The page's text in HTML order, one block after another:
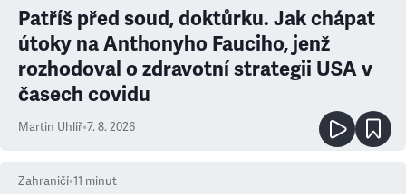
Patříš před soud, doktůrku. Jak chápat
útoky na Anthonyho Fauciho, jenž
rozhodoval o zdravotní strategii USA v
časech covidu
Martin Uhlíř•7. 8. 2026
Zahraničí•11 minut